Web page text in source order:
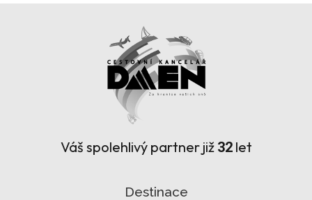
Váš spolehlivý partner již 32let
Destinace